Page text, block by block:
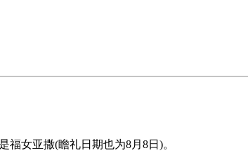
福女亚撒(瞻礼日期也为8月8日)。